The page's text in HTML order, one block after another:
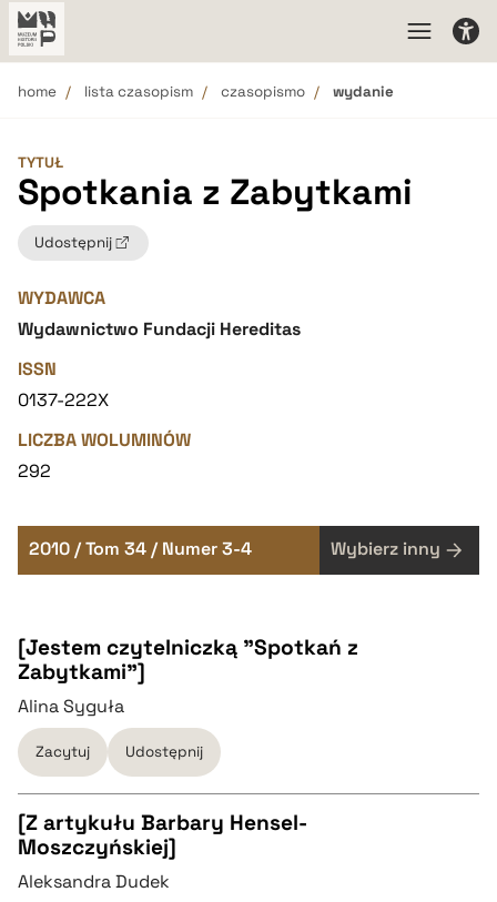
home lista czasopism czasopismo wydanie
TYTUŁ
Spotkania z Zabytkami
Udostępnij
WYDAWCA
Wydawnictwo Fundacji Hereditas
ISSN
0137-222X
LICZBA WOLUMINÓW
292
2010 / Tom 34 / Numer 3-4 Wybierz inny
[Jestem czytelniczką "Spotkań z
Zabytkami"]
Alina Syguła
Zacytuj Udostępnij
CZYSTY TEKST
[Z artykułu Barbary Hensel-
Moszczyńskiej]
Aleksandra Dudek